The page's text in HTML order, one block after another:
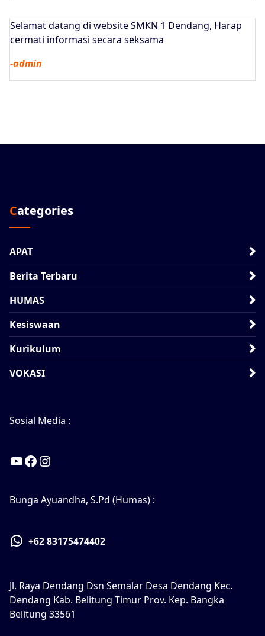
Selamat datang di website SMKN 1 Dendang, Harap
cermati informasi secara seksama
-admin
Categories
APAT
Berita Terbaru
HUMAS
Kesiswaan
Kurikulum
VOKASI
Sosial Media :
YouTube
Facebook
Bunga Ayuandha, S.Pd (Humas) :
+62 83175474402
Jl. Raya Dendang Dsn Semalar Desa Dendang Kec.
Dendang Kab. Belitung Timur Prov. Kep. Bangka
Belitung 33561